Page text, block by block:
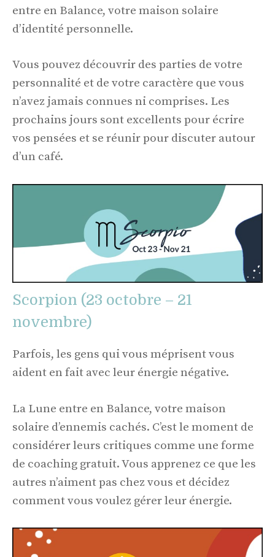
entre en Balance, votre maison solaire
d’identité personnelle.
Vous pouvez découvrir des parties de votre
personnalité et de votre caractère que vous
n’avez jamais connues ni comprises. Les
prochains jours sont excellents pour écrire
vos pensées et se réunir pour discuter autour
d’un café.
Scorpion (23 octobre – 21
novembre)
Parfois, les gens qui vous méprisent vous
aident en fait avec leur énergie négative.
La Lune entre en Balance, votre maison
solaire d’ennemis cachés. C’est le moment de
considérer leurs critiques comme une forme
de coaching gratuit. Vous apprenez ce que les
autres n’aiment pas chez vous et décidez
comment vous voulez gérer leur énergie.